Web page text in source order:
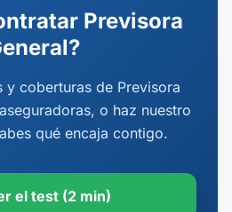
Previsora
y coberturas de Previsora
o haz nuestro
qué encaja contigo.
el test (2 min)